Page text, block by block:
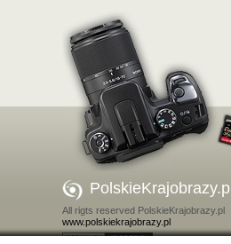
PolskieKrajobrazy.pl
All rigts reserved PolskieKrajobrazy.pl
www.polskiekrajobrazy.pl